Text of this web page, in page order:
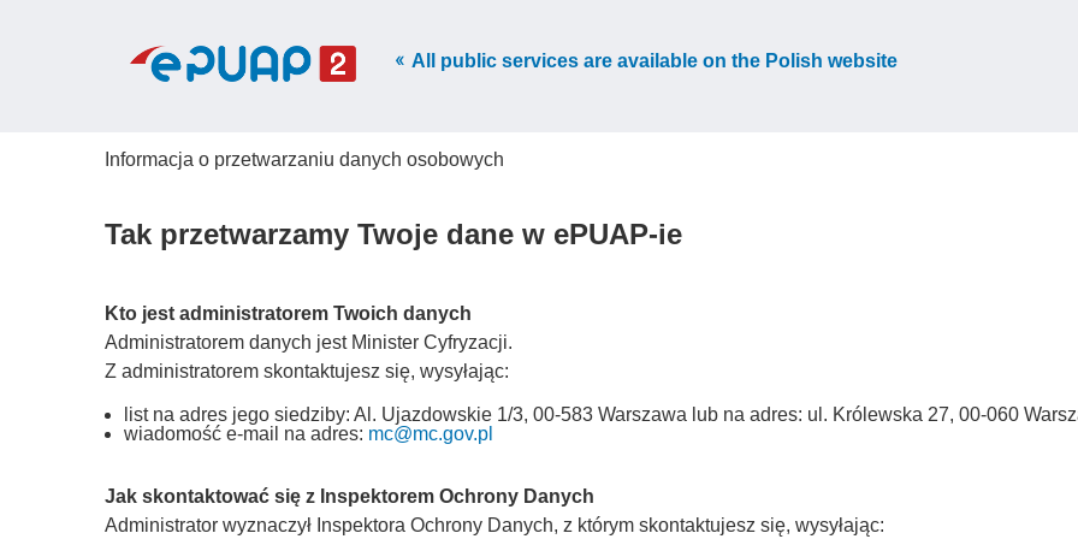
All public services are available on the Polish website
Informacja o przetwarzaniu danych osobowych
Tak przetwarzamy Twoje dane w ePUAP-ie
Kto jest administratorem Twoich danych
Administratorem danych jest Minister Cyfryzacji.
Z administratorem skontaktujesz się, wysyłając:
list na adres jego siedziby: Al. Ujazdowskie 1/3, 00-583 Warszawa lub na adres: ul. Królewska 27, 00-060
wiadomość e-mail na adres: mc@mc.gov.pl
Jak skontaktować się z Inspektorem Ochrony Danych
Administrator wyznaczył Inspektora Ochrony Danych, z którym skontaktujesz się, wysyłając: